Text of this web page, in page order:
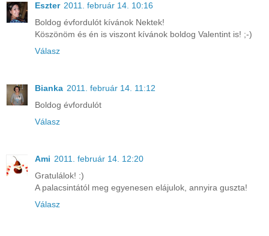
Eszter 2011. február 14. 10:16
Boldog évfordulót kívánok Nektek!
Köszönöm és én is viszont kívánok boldog Valentint is! ;-)
Válasz
Bianka 2011. február 14. 11:12
Boldog évfordulót
Válasz
Ami 2011. február 14. 12:20
Gratulálok! :)
A palacsintától meg egyenesen elájulok, annyira guszta!
Válasz